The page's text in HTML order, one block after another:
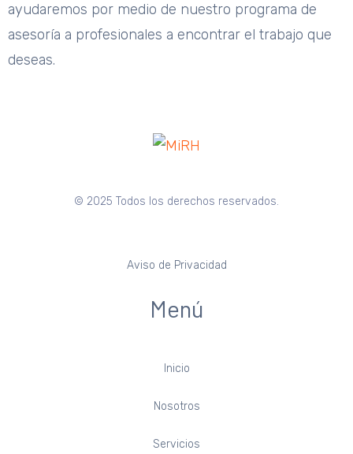
ayudaremos por medio de nuestro programa de
asesoría a profesionales a encontrar el trabajo que
deseas.
© 2025 Todos los derechos reservados.
Aviso de Privacidad
Menú
Inicio
Nosotros
Servicios